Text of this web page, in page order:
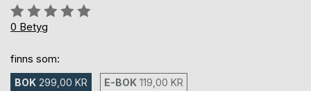
Betyg::
0%
0 Betyg
finns som:
BOK 299,00 KR E-BOK 119,00 KR